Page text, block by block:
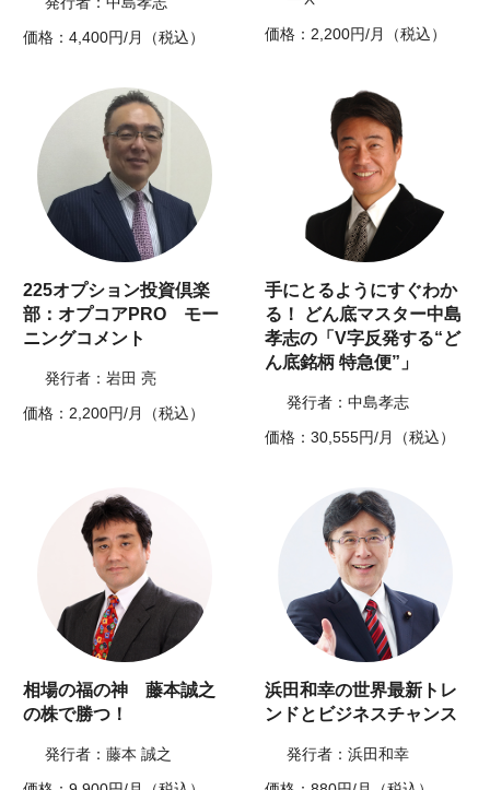
価格：4,400円/月（税込）
価格：2,200円/月（税込）
225オプション投資倶楽
部：オプコアPRO モー
ニングコメント
発行者：岩田 亮
価格：2,200円/月（税込）
手にとるようにすぐわか
る！ どん底マスター中島
孝志の「V字反発する“ど
ん底銘柄 特急便”」
発行者：中島孝志
価格：30,555円/月（税込）
相場の福の神 藤本誠之
の株で勝つ！
発行者：藤本 誠之
浜田和幸の世界最新トレ
ンドとビジネスチャンス
発行者：浜田和幸